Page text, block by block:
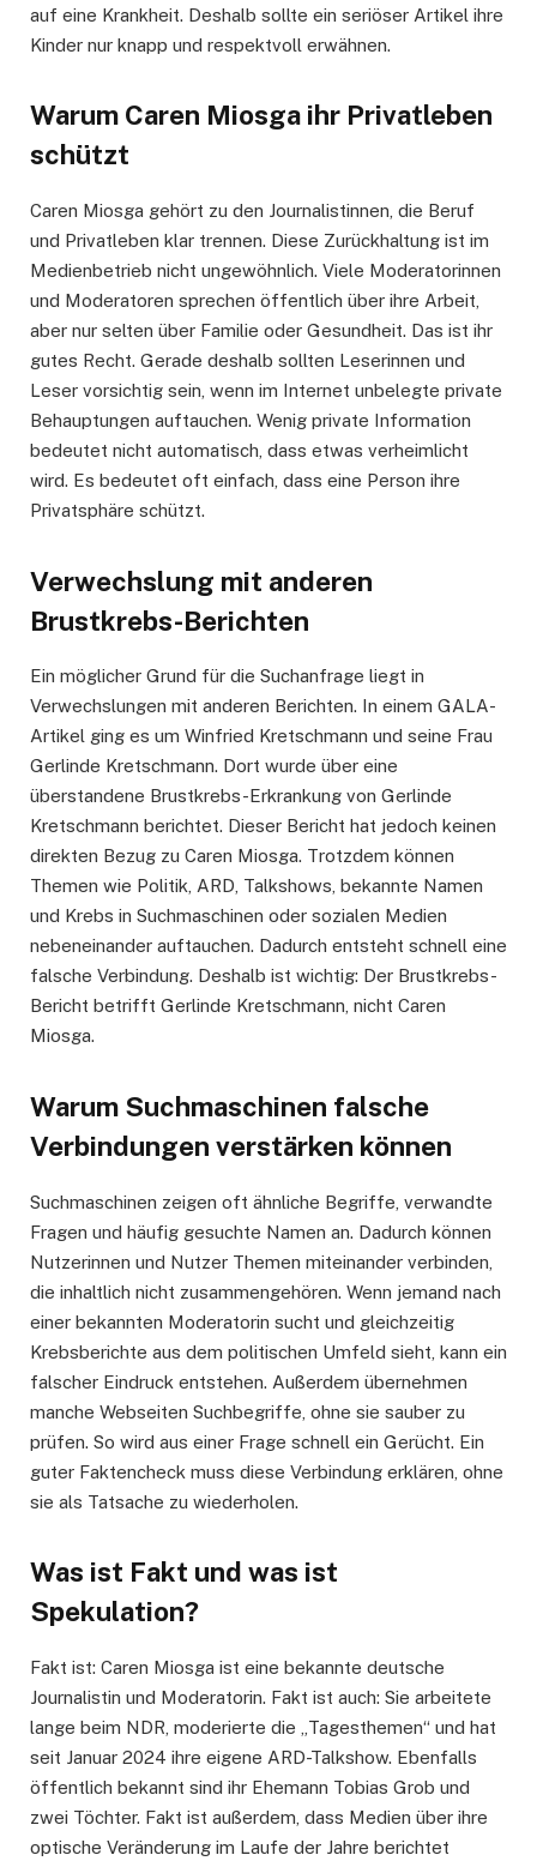
auf eine Krankheit. Deshalb sollte ein seriöser Artikel ihre
Kinder nur knapp und respektvoll erwähnen.
Warum Caren Miosga ihr Privatleben
schützt
Caren Miosga gehört zu den Journalistinnen, die Beruf
und Privatleben klar trennen. Diese Zurückhaltung ist im
Medienbetrieb nicht ungewöhnlich. Viele Moderatorinnen
und Moderatoren sprechen öffentlich über ihre Arbeit,
aber nur selten über Familie oder Gesundheit. Das ist ihr
gutes Recht. Gerade deshalb sollten Leserinnen und
Leser vorsichtig sein, wenn im Internet unbelegte private
Behauptungen auftauchen. Wenig private Information
bedeutet nicht automatisch, dass etwas verheimlicht
wird. Es bedeutet oft einfach, dass eine Person ihre
Privatsphäre schützt.
Verwechslung mit anderen
Brustkrebs-Berichten
Ein möglicher Grund für die Suchanfrage liegt in
Verwechslungen mit anderen Berichten. In einem GALA-
Artikel ging es um Winfried Kretschmann und seine Frau
Gerlinde Kretschmann. Dort wurde über eine
überstandene Brustkrebs-Erkrankung von Gerlinde
Kretschmann berichtet. Dieser Bericht hat jedoch keinen
direkten Bezug zu Caren Miosga. Trotzdem können
Themen wie Politik, ARD, Talkshows, bekannte Namen
und Krebs in Suchmaschinen oder sozialen Medien
nebeneinander auftauchen. Dadurch entsteht schnell eine
falsche Verbindung. Deshalb ist wichtig: Der Brustkrebs-
Bericht betrifft Gerlinde Kretschmann, nicht Caren
Miosga.
Warum Suchmaschinen falsche
Verbindungen verstärken können
Suchmaschinen zeigen oft ähnliche Begriffe, verwandte
Fragen und häufig gesuchte Namen an. Dadurch können
Nutzerinnen und Nutzer Themen miteinander verbinden,
die inhaltlich nicht zusammengehören. Wenn jemand nach
einer bekannten Moderatorin sucht und gleichzeitig
Krebsberichte aus dem politischen Umfeld sieht, kann ein
falscher Eindruck entstehen. Außerdem übernehmen
manche Webseiten Suchbegriffe, ohne sie sauber zu
prüfen. So wird aus einer Frage schnell ein Gerücht. Ein
guter Faktencheck muss diese Verbindung erklären, ohne
sie als Tatsache zu wiederholen.
Was ist Fakt und was ist
Spekulation?
Fakt ist: Caren Miosga ist eine bekannte deutsche
Journalistin und Moderatorin. Fakt ist auch: Sie arbeitete
lange beim NDR, moderierte die „Tagesthemen“ und hat
seit Januar 2024 ihre eigene ARD-Talkshow. Ebenfalls
öffentlich bekannt sind ihr Ehemann Tobias Grob und
zwei Töchter. Fakt ist außerdem, dass Medien über ihre
optische Veränderung im Laufe der Jahre berichtet